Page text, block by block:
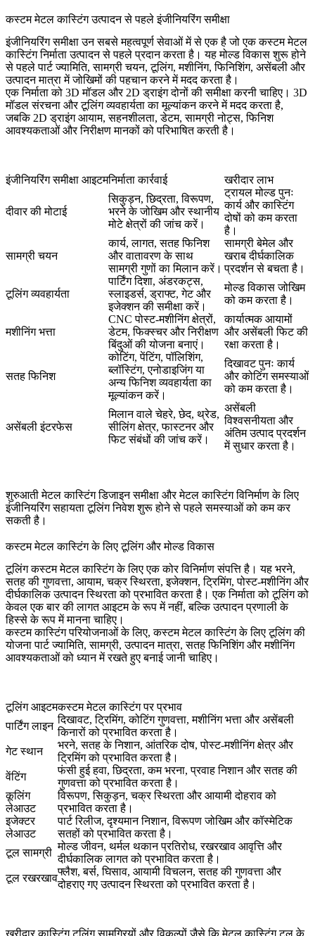
कस्टम मेटल कास्टिंग उत्पादन से पहले इंजीनियरिंग समीक्षा
इंजीनियरिंग समीक्षा उन सबसे महत्वपूर्ण सेवाओं में से एक है जो एक कस्टम मेटल
कास्टिंग निर्माता उत्पादन से पहले प्रदान करता है। यह मोल्ड विकास शुरू होने
से पहले पार्ट ज्यामिति, सामग्री चयन, टूलिंग, मशीनिंग, फिनिशिंग, असेंबली और
उत्पादन मात्रा में जोखिमों की पहचान करने में मदद करता है।
एक निर्माता को 3D मॉडल और 2D ड्राइंग दोनों की समीक्षा करनी चाहिए। 3D
मॉडल संरचना और टूलिंग व्यवहार्यता का मूल्यांकन करने में मदद करता है,
जबकि 2D ड्राइंग आयाम, सहनशीलता, डेटम, सामग्री नोट्स, फिनिश
आवश्यकताओं और निरीक्षण मानकों को परिभाषित करती है।
इंजीनियरिंग समीक्षा आइटमनिर्माता कार्रवाई खरीदार लाभ
दीवार की मोटाई
सिकुड़न, छिद्रता, विरूपण,
भरने के जोखिम और स्थानीय
मोटे क्षेत्रों की जांच करें।
ट्रायल मोल्ड पुनः
कार्य और कास्टिंग
दोषों को कम करता
है।
सामग्री चयन
कार्य, लागत, सतह फिनिश
और वातावरण के साथ
सामग्री गुणों का मिलान करें।
सामग्री बेमेल और
खराब दीर्घकालिक
प्रदर्शन से बचता है।
टूलिंग व्यवहार्यता
पार्टिंग दिशा, अंडरकट्स,
स्लाइडर्स, ड्राफ्ट, गेट और
इजेक्शन की समीक्षा करें।
मोल्ड विकास जोखिम
को कम करता है।
मशीनिंग भत्ता
CNC पोस्ट-मशीनिंग क्षेत्रों,
डेटम, फिक्स्चर और निरीक्षण
बिंदुओं की योजना बनाएं।
कार्यात्मक आयामों
और असेंबली फिट की
रक्षा करता है।
सतह फिनिश
कोटिंग, पेंटिंग, पॉलिशिंग,
ब्लॉस्टिंग, एनोडाइजिंग या
अन्य फिनिश व्यवहार्यता का
मूल्यांकन करें।
दिखावट पुनः कार्य
और कोटिंग समस्याओं
को कम करता है।
असेंबली इंटरफेस
मिलान वाले चेहरे, छेद, थ्रेड,
सीलिंग क्षेत्र, फास्टनर और
फिट संबंधों की जांच करें।
असेंबली
विश्वसनीयता और
अंतिम उत्पाद प्रदर्शन
में सुधार करता है।
शुरुआतीमेटल कास्टिंग डिजाइन समीक्षा औरमेटल कास्टिंग विनिर्माण के लिए
इंजीनियरिंग सहायताटूलिंग निवेश शुरू होने से पहले समस्याओं को कम कर
सकती है।
कस्टम मेटल कास्टिंग के लिए टूलिंग और मोल्ड विकास
टूलिंग कस्टम मेटल कास्टिंग के लिए एक कोर विनिर्माण संपत्ति है। यह भरने,
सतह की गुणवत्ता, आयाम, चक्र स्थिरता, इजेक्शन, ट्रिमिंग, पोस्ट-मशीनिंग और
दीर्घकालिक उत्पादन स्थिरता को प्रभावित करता है। एक निर्माता को टूलिंग को
केवल एक बार की लागत आइटम के रूप में नहीं, बल्कि उत्पादन प्रणाली के
हिस्से के रूप में मानना चाहिए।
कस्टम कास्टिंग परियोजनाओं के लिए,कस्टम मेटल कास्टिंग के लिए टूलिंगकी
योजना पार्ट ज्यामिति, सामग्री, उत्पादन मात्रा, सतह फिनिशिंग और मशीनिंग
आवश्यकताओं को ध्यान में रखते हुए बनाई जानी चाहिए।
टूलिंग आइटमकस्टम मेटल कास्टिंग पर प्रभाव
पार्टिंग लाइन
दिखावट, ट्रिमिंग, कोटिंग गुणवत्ता, मशीनिंग भत्ता और असेंबली
किनारों को प्रभावित करता है।
गेट स्थान
भरने, सतह के निशान, आंतरिक दोष, पोस्ट-मशीनिंग क्षेत्र और
ट्रिमिंग को प्रभावित करता है।
वेंटिंग
फंसी हुई हवा, छिद्रता, कम भरना, प्रवाह निशान और सतह की
गुणवत्ता को प्रभावित करता है।
कूलिंग
लेआउट
विरूपण, सिकुड़न, चक्र स्थिरता और आयामी दोहराव को
प्रभावित करता है।
इजेक्टर
लेआउट
पार्ट रिलीज, दृश्यमान निशान, विरूपण जोखिम और कॉस्मेटिक
सतहों को प्रभावित करता है।
टूल सामग्री
मोल्ड जीवन, थर्मल थकान प्रतिरोध, रखरखाव आवृत्ति और
दीर्घकालिक लागत को प्रभावित करता है।
टूल रखरखाव
फ्लैश, बर्स, घिसाव, आयामी विचलन, सतह की गुणवत्ता और
दोहराए गए उत्पादन स्थिरता को प्रभावित करता है।